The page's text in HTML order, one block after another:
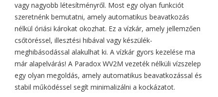
vagy nagyobb létesítményről. Most egy olyan funkciót
szeretnénk bemutatni, amely automatikus beavatkozás
nélkül óriási károkat okozhat. Ez a vízkár, amely jellemzően
csőtöréssel, illesztési hibával vagy készülék-
meghibásodással alakulhat ki. A vízkár gyors kezelése ma
már alapelvárás! A Paradox WV2M vezeték nélküli vízszelep
egy olyan megoldás, amely automatikus beavatkozással és
stabil működéssel segít minimalizálni a kockázatot.